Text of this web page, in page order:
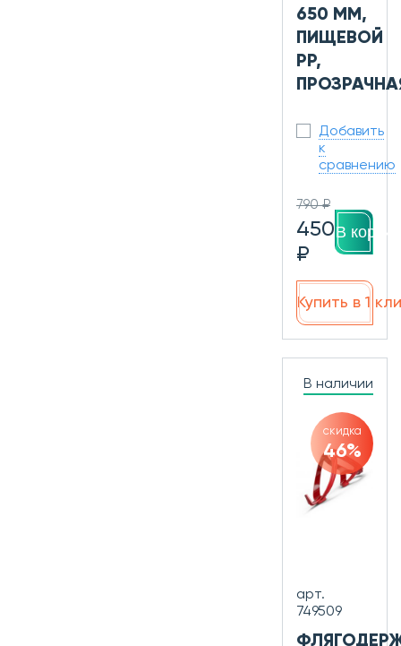
650 ММ,
ПИЩЕВОЙ
PP,
Добавить
к
сравнению
790 ₽
450
₽
В
Купить в 1
В наличии
скидка
46%
арт.
749509